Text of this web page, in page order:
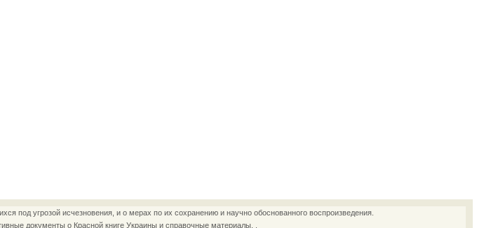
угрозой исчезновения, и о мерах по их сохранению и научно обоснованного воспроизведения.
документы о Красной книге Украины и справочные материалы. .